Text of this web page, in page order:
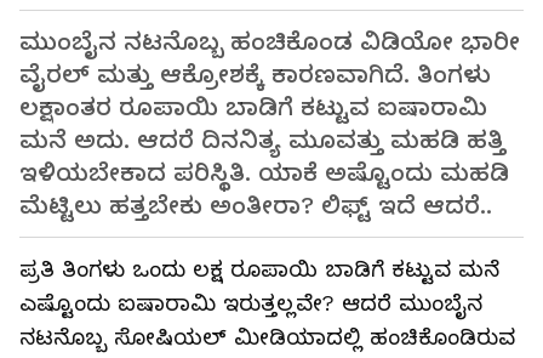
ಮುಂಬೈನ ನಟನೊಬ್ಬ ಹಂಚಿಕೊಂಡ ವಿಡಿಯೋ ಭಾರೀ
ವೈರಲ್ ಮತ್ತು ಆಕ್ರೋಶಕ್ಕೆ ಕಾರಣವಾಗಿದೆ. ತಿಂಗಳು
ಲಕ್ಷಾಂತರ ರೂಪಾಯಿ ಬಾಡಿಗೆ ಕಟ್ಟುವ ಐಷಾರಾಮಿ
ಮನೆ ಅದು. ಆದರೆ ದಿನನಿತ್ಯ ಮೂವತ್ತು ಮಹಡಿ ಹತ್ತಿ
ಇಳಿಯಬೇಕಾದ ಪರಿಸ್ಥಿತಿ. ಯಾಕೆ ಅಷ್ಟೊಂದು ಮಹಡಿ
ಮೆಟ್ಟಿಲು ಹತ್ತಬೇಕು ಅಂತೀರಾ? ಲಿಫ್ಟ್ ಇದೆ ಆದರೆ..
ಪ್ರತಿ ತಿಂಗಳು ಒಂದು ಲಕ್ಷ ರೂಪಾಯಿ ಬಾಡಿಗೆ ಕಟ್ಟುವ ಮನೆ
ಎಷ್ಟೊಂದು ಐಷಾರಾಮಿ ಇರುತ್ತಲ್ಲವೇ? ಆದರೆ ಮುಂಬೈನ
ನಟನೊಬ್ಬ ಸೋಷಿಯಲ್ ಮೀಡಿಯಾದಲ್ಲಿ ಹಂಚಿಕೊಂಡಿರುವ